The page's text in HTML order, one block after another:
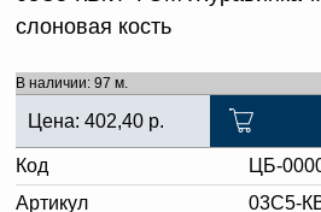
слоновая кость
В наличии: 97 м.
Цена: 402,40 р.
Код
ЦБ-
Артикул
03С5-